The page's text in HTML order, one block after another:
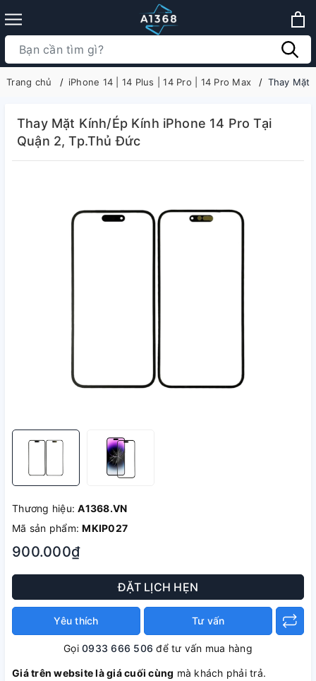
Trang chủ iPhone 14 | 14 Plus | 14 Pro | 14 Pro Max Thay Mặt
Thay Mặt Kính/Ép Kính iPhone 14 Pro Tại
Quận 2, Tp.Thủ Đức
Thương hiệu:A1368.VN
Mã sản phẩm:MKIP027
900.000₫
ĐẶT LỊCH HẸN
Yêu thích Tư vấn
Gọi0933 666 506 để tư vấn mua hàng
Giá trên website là giá cuối cùng mà khách phải trả.